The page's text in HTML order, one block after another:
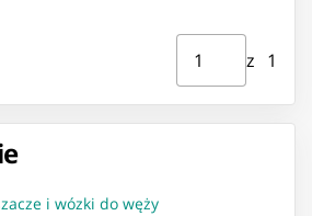
i wózki do węży
Strona ⁨1⁩ z ⁨1⁩
z ⁨1⁩
Przejdź do strony